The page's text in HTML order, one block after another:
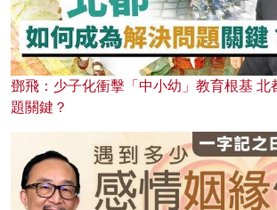
鄧飛：少子化衝擊「中小幼」教育根基 北
題關鍵？